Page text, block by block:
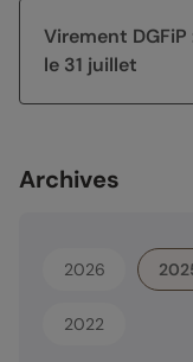
Virement
le 31 juillet
Archives
2026
2022